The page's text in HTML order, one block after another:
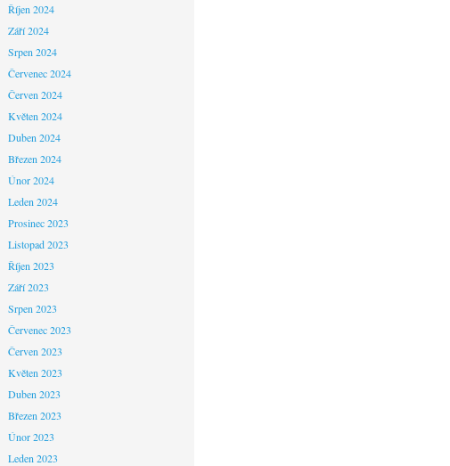
Říjen 2024
Září 2024
Srpen 2024
Červenec 2024
Červen 2024
Květen 2024
Duben 2024
Březen 2024
Únor 2024
Leden 2024
Prosinec 2023
Listopad 2023
Říjen 2023
Září 2023
Srpen 2023
Červenec 2023
Červen 2023
Květen 2023
Duben 2023
Březen 2023
Únor 2023
Leden 2023